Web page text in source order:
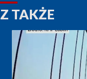
TAKŻE